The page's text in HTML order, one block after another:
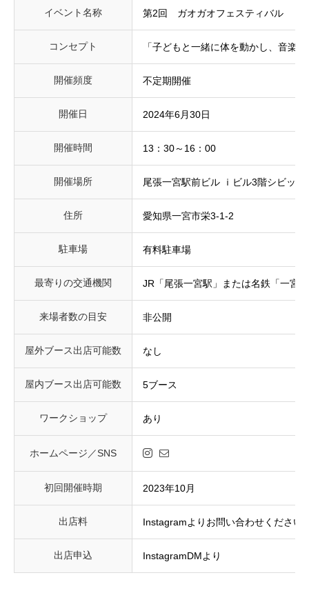
イベント名称 第2回 ガオガオフェスティバル
コンセプト 「子どもと一緒に体を動かし、音楽
開催頻度 不定期開催
開催日 2024年6月30日
開催時間 13：30～16：00
開催場所 尾張一宮駅前ビル ｉビル3階シビック
住所 愛知県一宮市栄3-1-2
駐車場 有料駐車場
最寄りの交通機関 JR「尾張一宮駅」または名鉄「一宮
来場者数の目安 非公開
屋外ブース出店可能数 なし
屋内ブース出店可能数 5ブース
ワークショップ あり
ホームページ／SNS
初回開催時期 2023年10月
出店料 Instagramよりお問い合わせください
出店申込 InstagramDMより